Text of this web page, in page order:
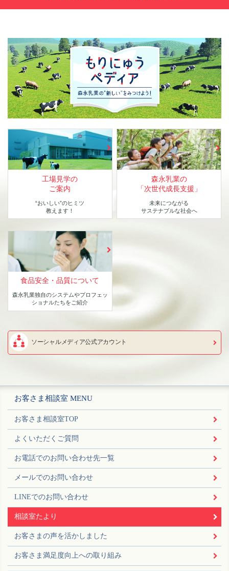
工場見学の
ご案内
“おいしい”のヒミツ
教えます！
森永乳業の
「次世代成長支援」
未来につながる
サステナブルな社会へ
食品安全・品質について
森永乳業独自のシステムやプロフェッ
ショナルたちをご紹介
ソーシャルメディア公式アカウント
お客さま相談室 MENU
お客さま相談室TOP
よくいただくご質問
お電話でのお問い合わせ先一覧
メールでのお問い合わせ
LINEでのお問い合わせ
相談室たより
お客さまの声を活かしました
お客さま満足度向上への取り組み